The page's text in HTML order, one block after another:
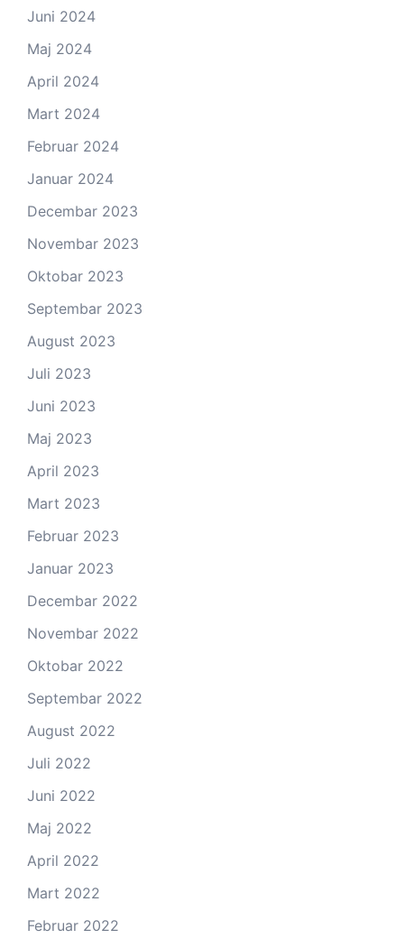
Juni 2024
Maj 2024
April 2024
Mart 2024
Februar 2024
Januar 2024
Decembar 2023
Novembar 2023
Oktobar 2023
Septembar 2023
August 2023
Juli 2023
Juni 2023
Maj 2023
April 2023
Mart 2023
Februar 2023
Januar 2023
Decembar 2022
Novembar 2022
Oktobar 2022
Septembar 2022
August 2022
Juli 2022
Juni 2022
Maj 2022
April 2022
Mart 2022
Februar 2022